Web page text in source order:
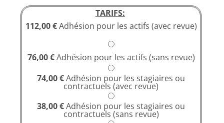
TARIFS:
112,00 €Adhésion pour les actifs (avec revue)
76,00 €Adhésion pour les actifs (sans revue)
74,00€Adhésion pour les stagiaires ou
contractuels (avec revue)
38,00 €Adhésion pour les stagiaires ou
contractuels (sans revue)